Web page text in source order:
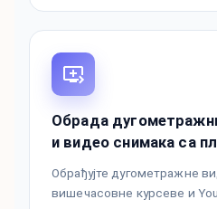
Обрада
и видео снимака са
Обрађујте дугометражне
вишечасовне курсеве и